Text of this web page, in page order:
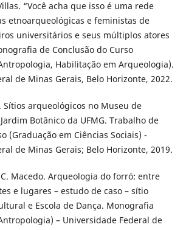
“Você acha que isso é uma rede
etnoarqueológicas e feministas de
universitários e seus múltiplos atores
de Conclusão do Curso
Habilitação em Arqueologia).
de Minas Gerais, Belo Horizonte, 2022.
Sítios arqueológicos no Museu de
Botânico da UFMG. Trabalho de
(Graduação em Ciências Sociais) -
de Minas Gerais; Belo Horizonte, 2019.
C. Macedo. Arqueologia do forró: entre
e lugares – estudo de caso – sítio
e Escola de Dança. Monografia
– Universidade Federal de